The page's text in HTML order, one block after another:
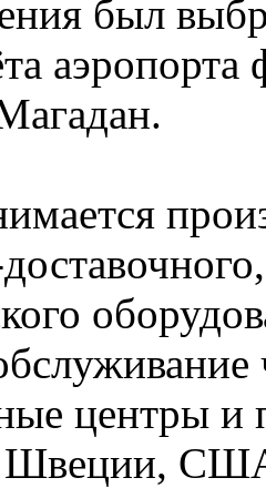
был
аэропорта
центры и
Швеции,